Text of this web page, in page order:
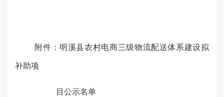
附件：明溪县农村电商三级物流配送体系建设拟
补助项
目公示名单